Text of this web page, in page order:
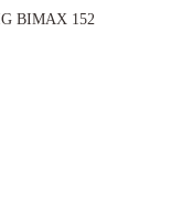
BIMAX 152